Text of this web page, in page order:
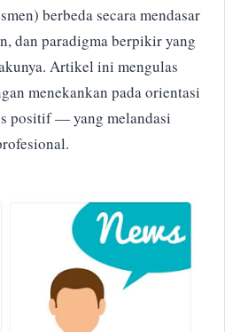
berbeda secara mendasar
dan paradigma berpikir yang
Artikel ini mengulas
menekankan pada orientasi
positif — yang melandasi